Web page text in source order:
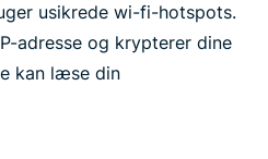
usikrede wi-fi-hotspots.
adresse og krypterer dine
kan læse din